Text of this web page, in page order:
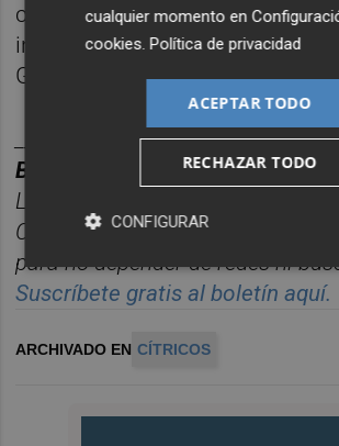
clausulas de salvaguarda
invocadas en nueve años de
Gobierno de Pedro Sánchez",
BOLET
ÍN PLAZA AGRO.
La actualidad del sector
Castellón, enviada directamente a
para no depender de redes ni
Suscríbete gratis al boletín aquí.
ARCHIVADO EN CÍTRICOS
cualquier momento en
cookies .Política de privacidad
ACEPTAR TODO
RECHAZAR TODO
CONFIGURAR